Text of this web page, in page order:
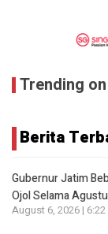
Trending
Berita
Gubernur Jatim
Ojol Selama
August 6, 2026 | 6:22